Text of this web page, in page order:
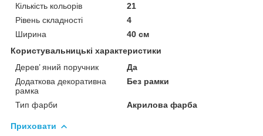
Кількість кольорів
21
Рівень складності
4
Ширина
40 см
Користувальницькі характеристики
Дерев’ яний поручник
Да
Додаткова декоративна
рамка
Без рамки
Тип фарби Акрилова фарба
Приховати